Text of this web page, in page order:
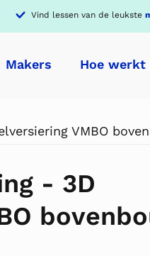
Vind lessen van de leukste
Makers Hoe werkt
VMBO
- 3D